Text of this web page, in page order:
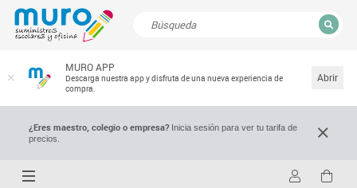
MURO APP
Descarga nuestra app y disfruta de una nueva experiencia de
compra.
Abrir
¿Eres maestro, colegio o empresa?Inicia sesión para ver tu tarifa de
precios.